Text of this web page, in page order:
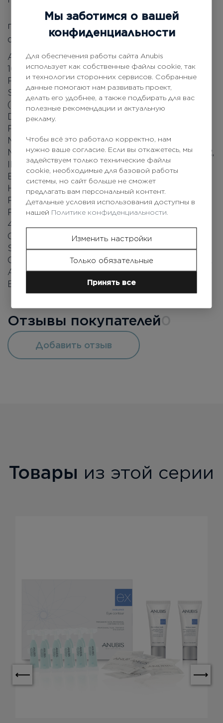
глицин сои, экстракт планктона, лизин,
олигоэлементы Co, Mg, Mn, Cu, K, Na, Li, A
AQUA (WATER), GLYCERYL STEARATE, PEG-
100 STEARATE, HYDROGENATED
POLYISOBUTENE, OCTYLDODECANOL,
SORBITOL, CETYL ALCOHOL, GLYCINE SOJA
(SOYBEAN) OIL, CETYL ALCOHOL,
DIMETHICONE, GLYCERIN,
PHENOXYETHANOL, ETHYLHEXYL
METHOXYCINNAMATE, BUTYL
METHOXYDIBENZOYLMETHANE, CARBOMER,
IMIDAZOLIDINYL UREA, DISODIUM EDTA,
ETHYLHEXYLGLYCERIN, SODIUM
HYDROXIDE, PARFUM (FRAGRANCE), BHT,
PLANKTON EXTRACT, SODIUM BENZOATE,
POTASSIUM SORBATE, LYSINE, CI 19140, CI
42090, MAGNESIUM CHLORIDE, POTASSIUM
CHLORIDE, ALUMINUM CHLORIDE, COPPER
SULFATE, SODIUM CHLORIDE, MANGANESE
CHLORIDE, GLUCONOLACTONE, PHENETHYL
ALCOHOL, CAPRYLYL GLYCOL, BENZYL
BENZOATE, ZINC CHLORIDE.
Отзывы покупателей0
Добавить отзыв
Товары из этой серии
Мы заботимся о вашей
конфиденциальности
Для обеспечения работы сайта Anubis
использует как собственные файлы cookie, так
и технологии сторонних сервисов. Собранные
данные помогают нам развивать проект,
делать его удобнее, а также подбирать для вас
полезные рекомендации и актуальную
рекламу.
Чтобы всё это работало корректно, нам
нужно ваше согласие. Если вы откажетесь, мы
задействуем только технические файлы
cookie, необходимые для базовой работы
системы, но сайт больше не сможет
предлагать вам персональный контент.
Детальные условия использования доступны в
нашей Политике конфиденциальности.
Изменить настройки
Только обязательные
Принять все